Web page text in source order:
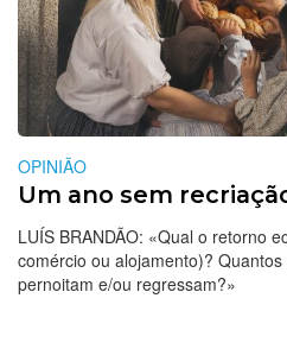
OPINIÃO
Um ano sem
LUÍS BRANDÃO: «Qual o retorno
comércio ou alojamento)?
pernoitam e/ou regressam?»